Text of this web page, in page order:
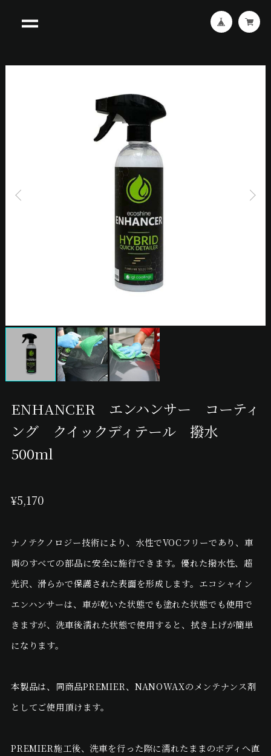
ENHANCER エンハンサー コーティ
ング クイックディテール 撥水
500ml
¥5,170
ナノテクノロジー技術により、水性でVOCフリーであり、車
両のすべての部品に安全に施行できます。優れた撥水性、超
光沢、滑らかで保護された表面を形成します。エコシャイン
エンハンサーは、車が乾いた状態でも塗れた状態でも使用で
きますが、洗車後濡れた状態で使用すると、拭き上げが簡単
になります。
本製品は、同商品PREMIER、NANOWAXのメンテナンス剤
としてご使用頂けます。
PREMIER施工後、洗車を行った際に濡れたままのボディへ直